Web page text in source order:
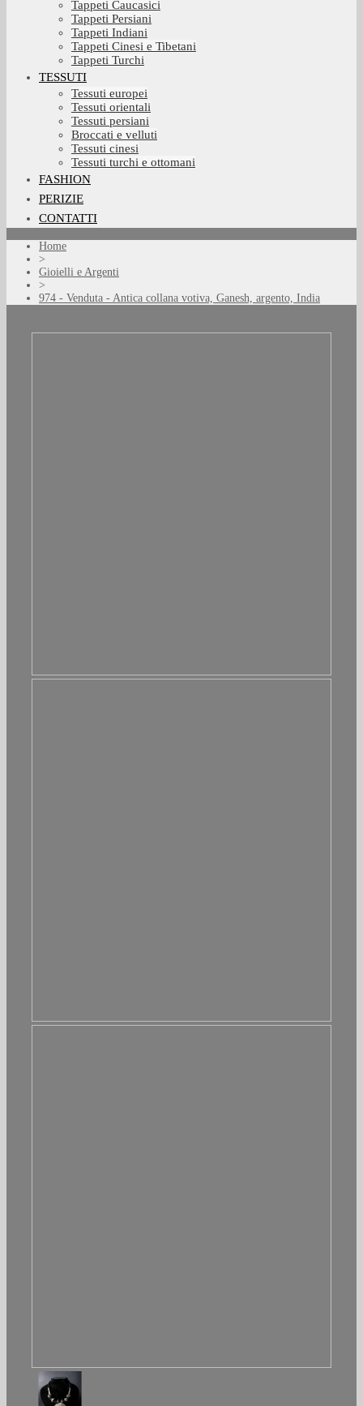
Tappeti Caucasici
Tappeti Persiani
Tappeti Indiani
Tappeti Cinesi e Tibetani
Tappeti Turchi
TESSUTI
Tessuti europei
Tessuti orientali
Tessuti persiani
Broccati e velluti
Tessuti cinesi
Tessuti turchi e ottomani
FASHION
PERIZIE
CONTATTI
Home
>
Gioielli e Argenti
>
974 - Venduta - Antica collana votiva, Ganesh, argento, India